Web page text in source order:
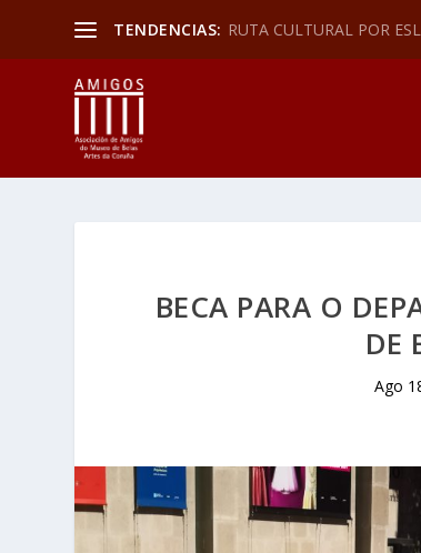
TENDENCIAS: RUTA CULTURAL POR
BECA PARA O
DE
Ago